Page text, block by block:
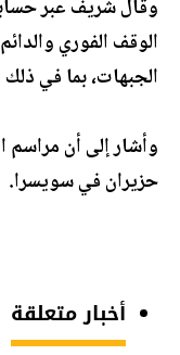
وقال شريف عبر
الوقف الفوري
الجبهات، بما في ذلك
حزيران في سويسرا.
أخبار متعلقة